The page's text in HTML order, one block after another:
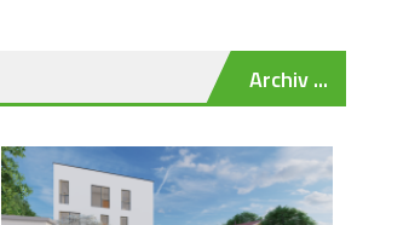
Archiv ...